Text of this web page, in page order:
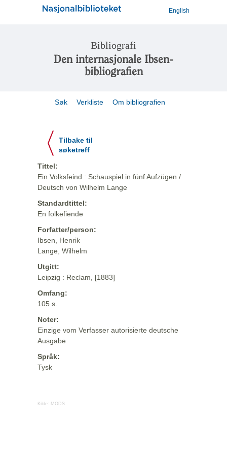
English
Bibliografi
Den internasjonale Ibsen-
bibliografien
Søk Verkliste Om bibliografien
Tilbake til
søketreff
Tittel:
Ein Volksfeind : Schauspiel in fünf Aufzügen /
Deutsch von Wilhelm Lange
Standardtittel:
En folkefiende
Forfatter/person:
Ibsen, Henrik
Lange, Wilhelm
Utgitt:
Leipzig : Reclam, [1883]
Omfang:
105 s.
Noter:
Einzige vom Verfasser autorisierte deutsche
Ausgabe
Språk:
Tysk
Kilde: MODS